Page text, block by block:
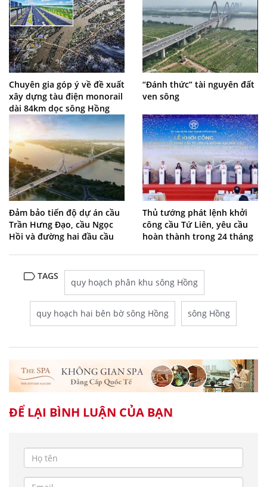
Chuyên gia góp ý về đề xuất
xây dựng tàu điện monorail
dài 84km dọc sông Hồng
“Đánh thức” tài nguyên đất
ven sông
Đảm bảo tiến độ dự án cầu
Trần Hưng Đạo, cầu Ngọc
Hồi và đường hai đầu cầu
Thủ tướng phát lệnh khởi
công cầu Tứ Liên, yêu cầu
hoàn thành trong 24 tháng
TAGS
quy hoạch phân khu sông Hồng
quy hoạch hai bên bờ sông Hồng sông Hồng
ĐỂ LẠI BÌNH LUẬN CỦA BẠN